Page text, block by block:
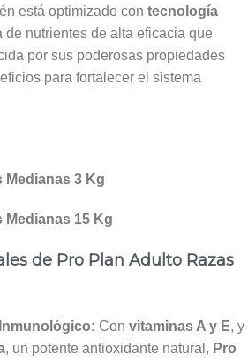
está optimizado con tecnología
de nutrientes de alta eficacia que
por sus poderosas propiedades
para fortalecer el sistema
Medianas 3 Kg
Medianas 15 Kg
de Pro Plan Adulto Razas
Con vitaminas A y E, y
, un potente antioxidante natural, Pro